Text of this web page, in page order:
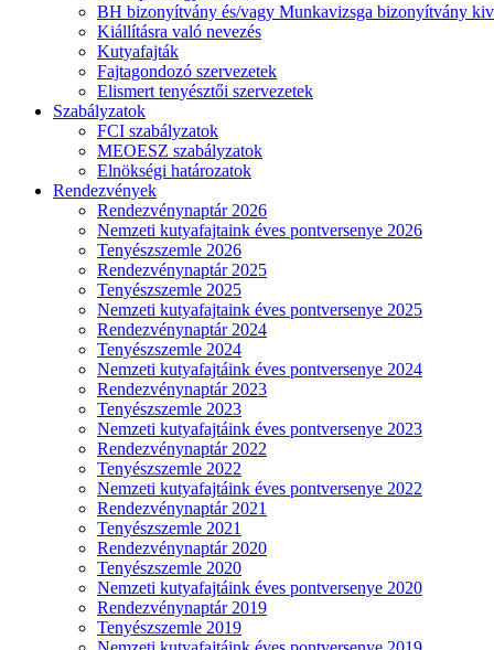
BH bizonyítvány és/vagy Munkavizsga bizonyítvány
Kiállításra való nevezés
Kutyafajták
Fajtagondozó szervezetek
Elismert tenyésztői szervezetek
Szabályzatok
FCI szabályzatok
MEOESZ szabályzatok
Elnökségi határozatok
Rendezvények
Rendezvénynaptár 2026
Nemzeti kutyafajtaink éves pontversenye 2026
Tenyészszemle 2026
Rendezvénynaptár 2025
Tenyészszemle 2025
Nemzeti kutyafajtaink éves pontversenye 2025
Rendezvénynaptár 2024
Tenyészszemle 2024
Nemzeti kutyafajtáink éves pontversenye 2024
Rendezvénynaptár 2023
Tenyészszemle 2023
Nemzeti kutyafajtáink éves pontversenye 2023
Rendezvénynaptár 2022
Tenyészszemle 2022
Nemzeti kutyafajtáink éves pontversenye 2022
Rendezvénynaptár 2021
Tenyészszemle 2021
Rendezvénynaptár 2020
Tenyészszemle 2020
Nemzeti kutyafajtáink éves pontversenye 2020
Rendezvénynaptár 2019
Tenyészszemle 2019